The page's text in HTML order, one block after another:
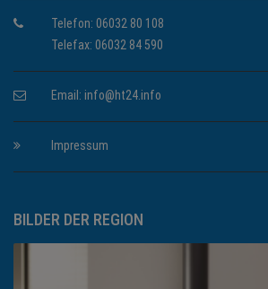
Telefon: 06032 80 108
Telefax: 06032 84 590
Email: info@ht24.info
Impressum
BILDER DER REGION